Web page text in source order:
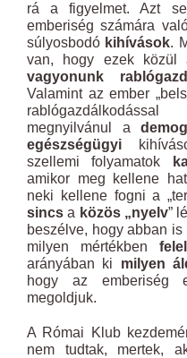
rá a figyelmet. Azt
emberiség számára
súlyosbodó kihívások.
van, hogy ezek közül
vagyonunk
Valamint az ember
megnyilvánul a
egészségügyi
szellemi folyamatok
amikor meg kellene
neki kellene fogni a
sincs a közös „nyelv”
beszélve, hogy abban
milyen mértékben
arányában ki milyen
hogy az emberiség
megoldjuk.
A Római Klub
nem tudtak, mertek,